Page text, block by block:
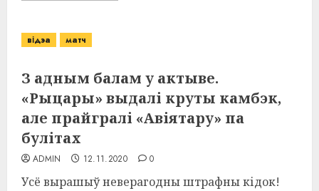
відэа матч
З адным балам у актыве.
«Рыцары» выдалі круты камбэк,
але прайгралі «Авіятару» па
булітах
ADMIN 12.11.2020 0
Усё вырашыў неверагодны штрафны кідок!